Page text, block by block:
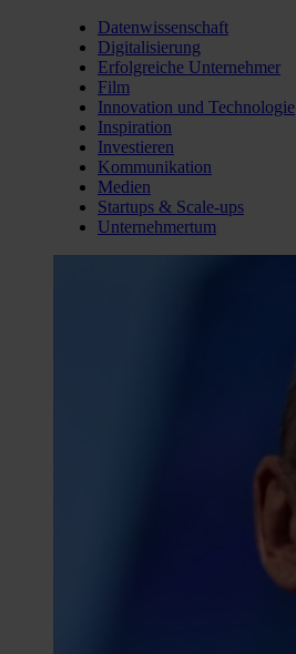
Datenwissenschaft
Digitalisierung
Erfolgreiche Unternehmer
Film
Innovation und Technologie
Inspiration
Investieren
Kommunikation
Medien
Startups & Scale-ups
Unternehmertum